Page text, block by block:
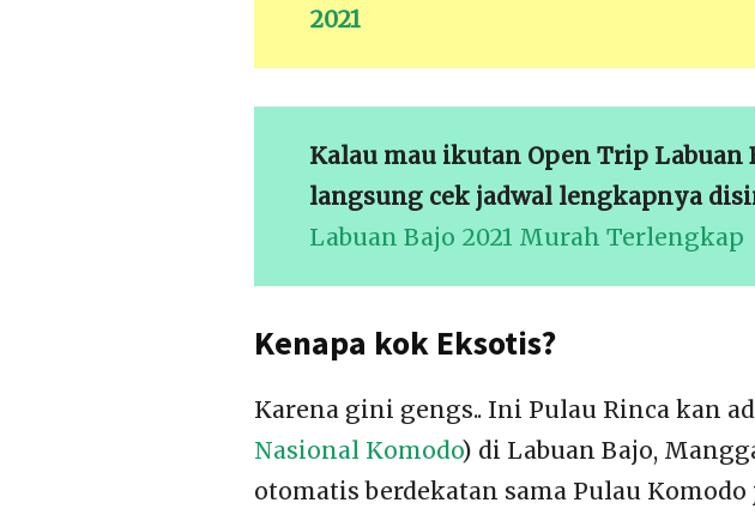
2021
Kalau mau ikutan Open Trip Labuan
langsung cek jadwal lengkapnya
Labuan Bajo 2021 Murah Terlengkap
Kenapa kok Eksotis?
Karena gini gengs.. Ini Pulau Rinca kan
Nasional Komodo) di Labuan Bajo,
otomatis berdekatan sama Pulau Komodo